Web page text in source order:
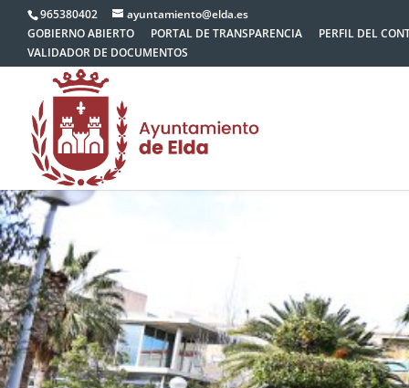
965380402
ayuntamiento@elda.es
GOBIERNO ABIERTO
PORTAL DE TRANSPARENCIA
PERFIL DEL
VALIDADOR DE DOCUMENTOS